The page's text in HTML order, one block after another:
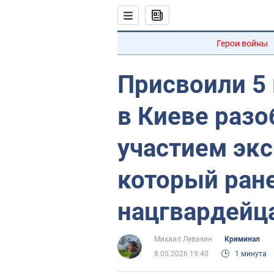
Герои войны
Присвоили
в Киеве
участием
который
Михаил Левакин
Криминал
8.05.2026 19:40
1 минута